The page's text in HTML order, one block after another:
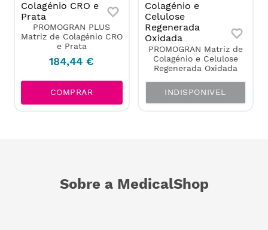
PROMOGRAN PLUS
Matriz de Colagénio CRO
e Prata
184,44 €
COMPRAR
PROMOGRAN Matriz de
Colagénio e Celulose
Regenerada Oxidada
INDISPONIVEL
Sobre a MedicalShop